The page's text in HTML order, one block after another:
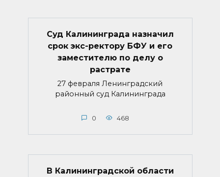
Суд Калининграда назначил
срок экс-ректору БФУ и его
заместителю по делу о
растрате
27 февраля Ленинградский
районный суд Калининграда
0 468
В Калининградской области